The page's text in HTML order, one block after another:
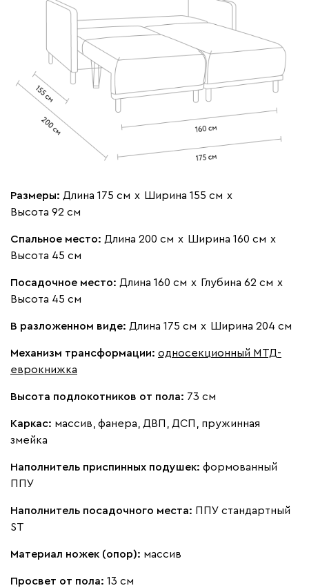
120
Геста 544 360
Ланза
Кларинс 611 490
100
Альтеа
Бежевый
Размеры: Длина 175 см х Ширина 155 см х
Высота 92 см
Спальное место: Длина 200 см х Ширина 160 см х
Высота 45 см
Посадочное место: Длина 160 см х Глубина 62 см х
Высота 45 см
В разложенном виде: Длина 175 см х Ширина 204 см
Механизм трансформации: односекционный МТД-
еврокнижка
Высота подлокотников от пола: 73 см
Каркас: массив, фанера, ДВП, ДСП, пружинная
змейка
Наполнитель приспинных подушек: формованный
ППУ
Наполнитель посадочного места: ППУ стандартный
ST
Материал ножек (опор): массив
Просвет от пола: 13 см